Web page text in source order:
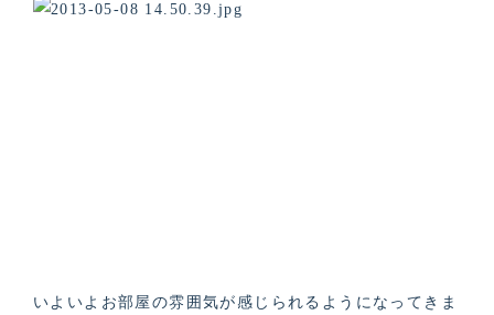
いよいよお部屋の雰囲気が感じられるようになってきま